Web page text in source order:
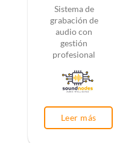
Sistema de
grabación de
audio con
gestión
profesional
Leer más